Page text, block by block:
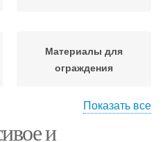
Материалы для
ограждения
Ограждение для грядок
Показать все
и